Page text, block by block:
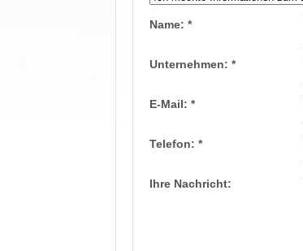
Name: *
Unternehmen: *
E-Mail: *
Telefon: *
Ihre Nachricht: